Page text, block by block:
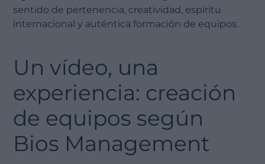
sentido de pertenencia, creatividad, espíritu
internacional y auténtica formación de equipos.
Un vídeo, una
experiencia: creación
de equipos según
Bios Management